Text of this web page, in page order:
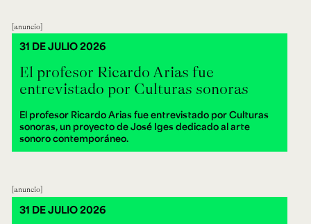
anuncio
El profesor Ricardo Arias fue
entrevistado por Culturas sonoras
El profesor Ricardo Arias fue entrevistado por Culturas
sonoras, un proyecto de José Iges dedicado al arte
sonoro contemporáneo.
31 DE JULIO 2026
anuncio
31 DE JULIO 2026